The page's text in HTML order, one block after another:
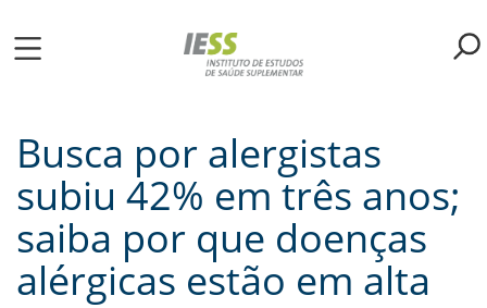
para
IESS
Busca por alergistas
subiu 42% em três anos;
saiba por que doenças
alérgicas estão em alta